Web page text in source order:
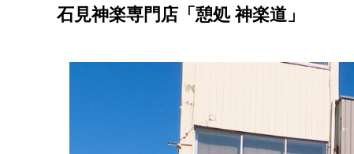
石見神楽専門店「憩処 神楽道」